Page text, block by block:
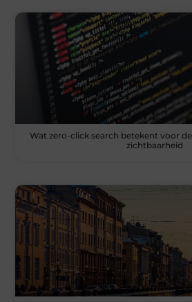
Wat zero-click search betekent voor
zichtbaarheid